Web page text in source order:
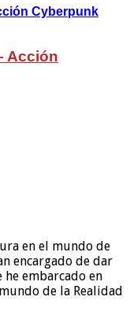
Acción
en el mundo de
encargado de dar
embarcado en
de la Realidad